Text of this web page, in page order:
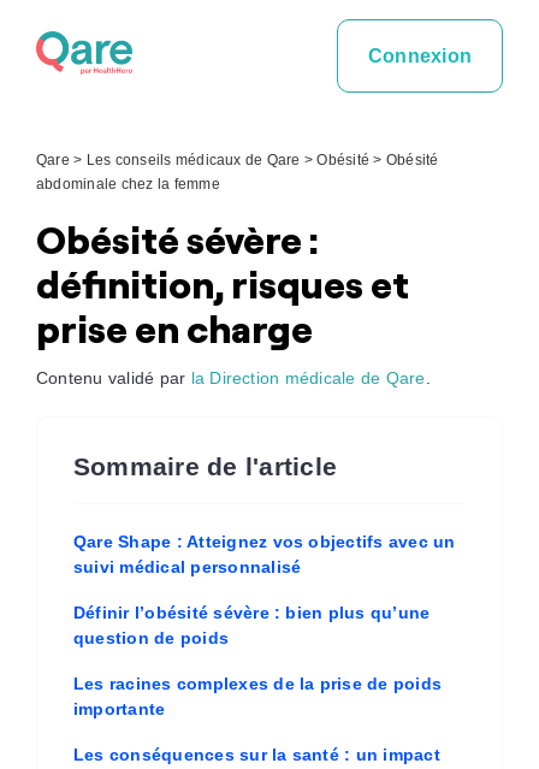
Connexion
Qare > Les conseils médicaux de Qare >Obésité > Obésité
abdominale chez la femme
Obésité sévère :
définition, risques et
prise en charge
Contenu validé par la Direction médicale de Qare
Sommaire de l'article
Qare Shape : Atteignez vos objectifs avec un
suivi médical personnalisé
Définir l’obésité sévère : bien plus qu’une
question de poids
Les racines complexes de la prise de poids
importante
Les conséquences sur la santé : un impact